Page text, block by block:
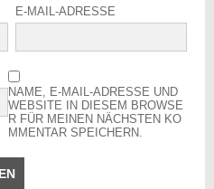
E-MAIL-ADRESSE
NAME, E-MAIL-ADRESSE UND
WEBSITE IN DIESEM BROWSE
R FÜR MEINEN NÄCHSTEN KO
MMENTAR SPEICHERN.